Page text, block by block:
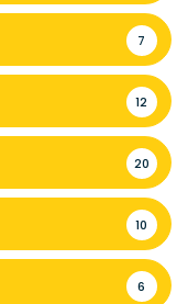
7
12
20
10
6